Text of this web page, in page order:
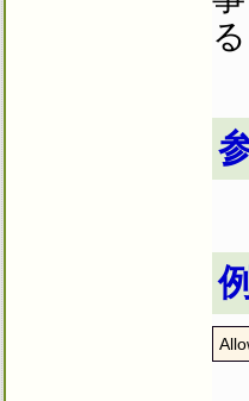
例